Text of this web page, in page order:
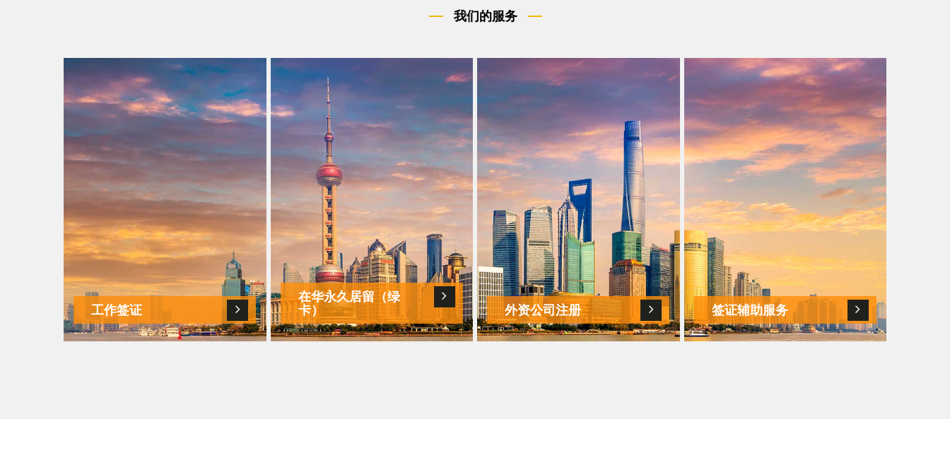
我们的服务
工作签证
在华永久居留（绿
卡）
外国人永久居留身份证持有者出入
境不再受签证限制，在华就职的高
层次外籍人才、家庭团聚人员等可
请条件评估、申请方案、证件办理
详情
外资公司注册
外资公司是指在遵守国家法律的前
提下，外国投资者在华投资设立的
企业。我司针对外资公司注册，分
别提供外资或合资公司注册服务，
财务代理记账，以及办公地址和注
册地址租赁等服务。
详情
签证辅助服务
除签证服务和企业注册服务外，我
理，情况说明书撰写，陪同服务，
文件翻译和学历认证等服务。